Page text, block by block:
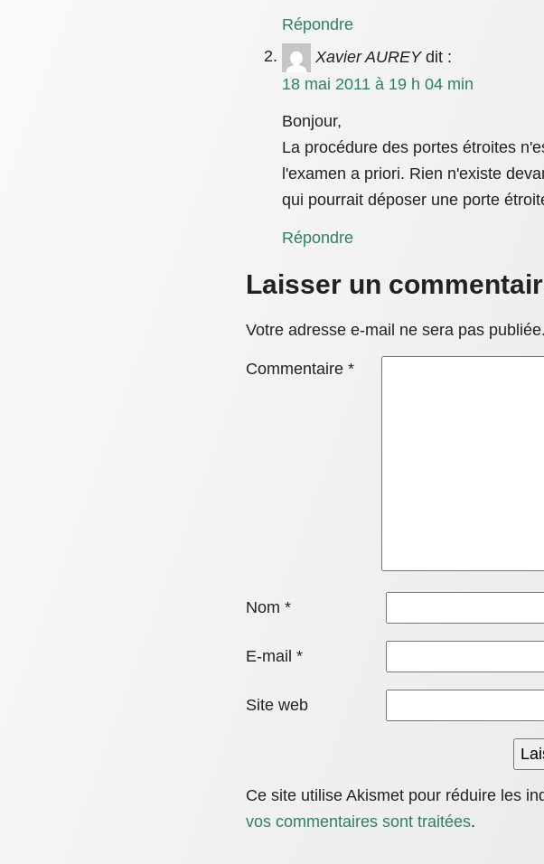
Répondre
Xavier AUREY dit :
18 mai 2011 à 19 h 04 min
Bonjour,
La procédure des portes étroites
l'examen a priori. Rien n'existe
qui pourrait déposer une porte
Répondre
Laisser un
Votre adresse e-mail ne sera pas publiée.
Commentaire *
Nom *
E-mail *
Site web
Ce site utilise Akismet pour réduire les
vos commentaires sont traitées.